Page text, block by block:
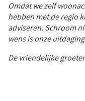
Omdat we zelf
hebben met de regio
adviseren. Schroom
wens is onze
De vriendelijke